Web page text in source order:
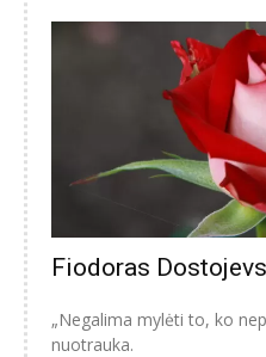
Fiodoras
„Negalima mylėti to, ko
nuotrauka.